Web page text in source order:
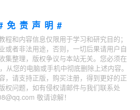
免责声明#
程和内容信息仅限用于学习和研究目的；
或者非法用途，否则，一切后果请用户自
集整理，版权争议与本站无关。您必须在
从您的电脑或手机中彻底删除上述内容。
，请支持正版，购买注册，得到更好的正
权问题，如有侵权请邮件与我们联系处
敬请谅解！